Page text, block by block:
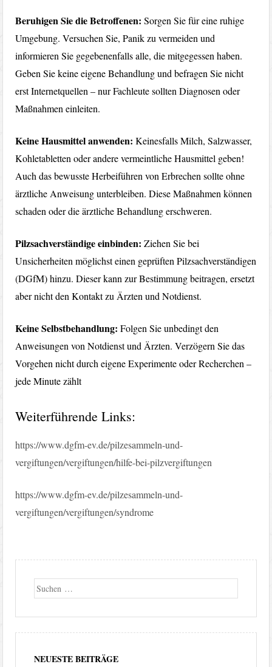
Beruhigen Sie die Betroffenen: Sorgen Sie für eine ruhige
Umgebung. Versuchen Sie, Panik zu vermeiden und
informieren Sie gegebenenfalls alle, die mitgegessen haben.
Geben Sie keine eigene Behandlung und befragen Sie nicht
erst Internetquellen – nur Fachleute sollten Diagnosen oder
Maßnahmen einleiten.
Keine Hausmittel anwenden: Keinesfalls Milch, Salzwasser,
Kohletabletten oder andere vermeintliche Hausmittel geben!
Auch das bewusste Herbeiführen von Erbrechen sollte ohne
ärztliche Anweisung unterbleiben. Diese Maßnahmen können
schaden oder die ärztliche Behandlung erschweren.
Pilzsachverständige einbinden: Ziehen Sie bei
Unsicherheiten möglichst einen geprüften Pilzsachverständigen
(DGfM) hinzu. Dieser kann zur Bestimmung beitragen, ersetzt
aber nicht den Kontakt zu Ärzten und Notdienst.
Keine Selbstbehandlung: Folgen Sie unbedingt den
Anweisungen von Notdienst und Ärzten. Verzögern Sie das
Vorgehen nicht durch eigene Experimente oder Recherchen –
jede Minute zählt
Weiterführende Links:
https://www.dgfm-ev.de/pilzesammeln-und-
vergiftungen/vergiftungen/hilfe-bei-pilzvergiftungen
https://www.dgfm-ev.de/pilzesammeln-und-
vergiftungen/vergiftungen/syndrome
Suche
NEUESTE BEITRÄGE